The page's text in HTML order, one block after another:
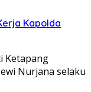
Kapolda
Ketapang
Nurjana selaku